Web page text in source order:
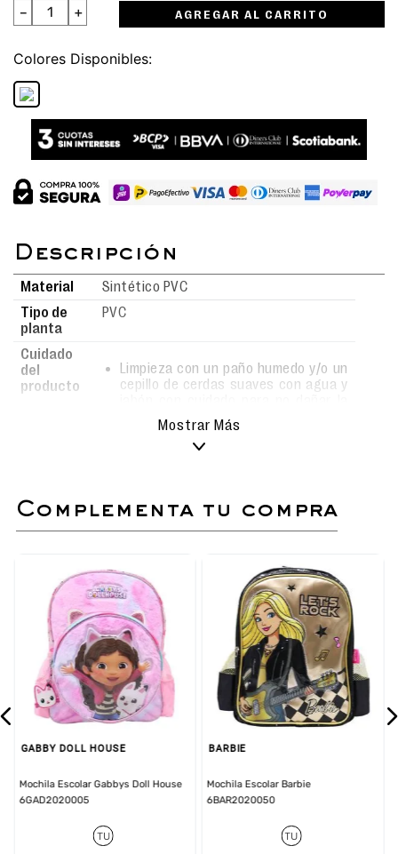
＋
－ AGREGAR AL CARRITO
Colores
Sandalia slider con diseño exclusivo de Minnie.
Glitter en la banda.
Interior suave para un mayor confort.
Material
Sintético PVC
Tipo de
planta
PVC
Cuidado
del
producto
Limpieza con un paño humedo y/o un
cepillo de cerdas suaves con agua y
superficie.
No usar detergentes fuertes.
Secado al aire libre bajo sombra.
Mostrar Más
complementa tu compra
GABBY DOLL HOUSE
Mochila Escolar Gabbys Doll House
6GAD2020005
TU
BARBIE
Mochila Escolar Barbie
6BAR2020050
TU